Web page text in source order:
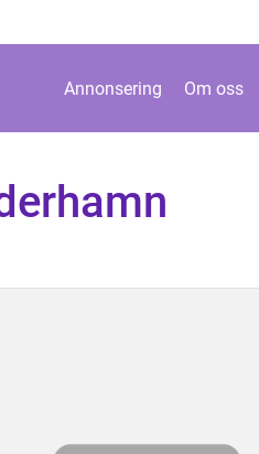
Annonsering Om oss